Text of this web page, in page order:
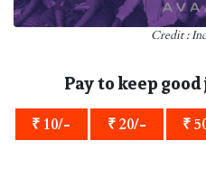
Credit :
Pay to keep
₹ 10/- ₹ 20/- ₹